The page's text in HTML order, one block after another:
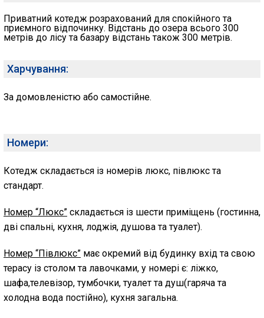
Приватний котедж розрахований для спокійного та
приємного відпочинку. Відстань до озера всього 300
метрів до лісу та базару відстань також 300 метрів.
Харчування:
За домовленістю або самостійне.
Номери:
Котедж складається із номерів люкс, півлюкс та
стандарт.
Номер “Люкс” складається із шести приміщень (гостинна,
дві спальні, кухня, лоджія, душова та туалет).
Номер “Півлюкс” має окремий від будинку вхід та свою
терасу із столом та лавочками, у номері є: ліжко,
шафа,телевізор, тумбочки, туалет та душ(гаряча та
холодна вода постійно), кухня загальна.